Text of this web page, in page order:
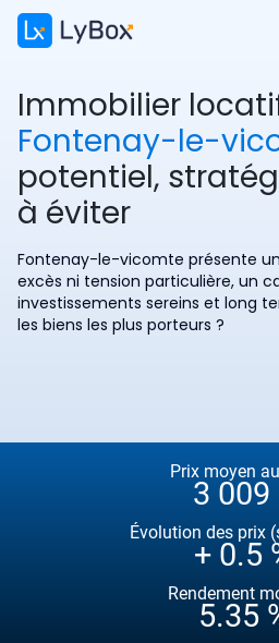
Immobilier
Fontenay-le-
potentiel,
à éviter
Fontenay-le-vicomte présente
excès ni tension particulière, un
investissements sereins et long
les biens les plus porteurs ?
Prix moyen
3 009
Évolution des prix
+ 0.5
Rendement
5.35